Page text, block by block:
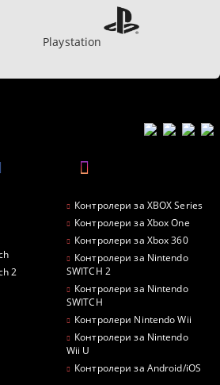
Playstation
2
Контролери за XBOX Series
Контролери за Xbox One
Контролери за Xbox 360
Контролери за Nintendo
SWITCH 2
Контролери за Nintendo
SWITCH
Контролери Nintendo Wii
Контролери за Nintendo
Wii U
Контролери за Android/iOS